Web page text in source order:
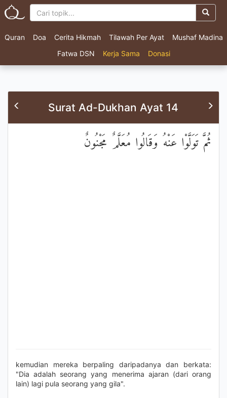
Quran Doa Cerita Hikmah Tilawah Per Ayat
Mushaf Madina
Fatwa DSN
Kerja Sama Donasi
Surat Ad-Dukhan Ayat 14
ثُمَّ تَوَلَّوْا عَنْهُ وَقَالُوا مُعَلَّمٌ مَجْنُونٌ
kemudian mereka berpaling daripadanya dan berkata:
"Dia adalah seorang yang menerima ajaran (dari orang
lain) lagi pula seorang yang gila".